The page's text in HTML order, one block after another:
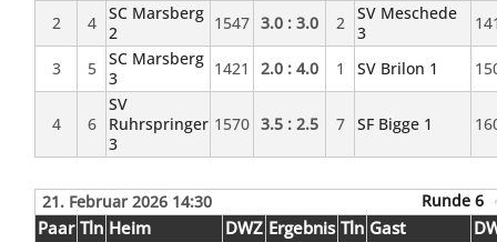
2 4 SC Marsberg
2
1547 3.0 : 3.0 2 SV Meschede
3
3 5 SC Marsberg
3
1421 2.0 : 4.0 1 SV Brilon 1
4 6
SV
Ruhrspringer
3
1570 3.5 : 2.5 7 SF Bigge 1
21. Februar 2026 14:30 Runde 6
Paar Tln Heim DWZ Ergebnis Tln Gast